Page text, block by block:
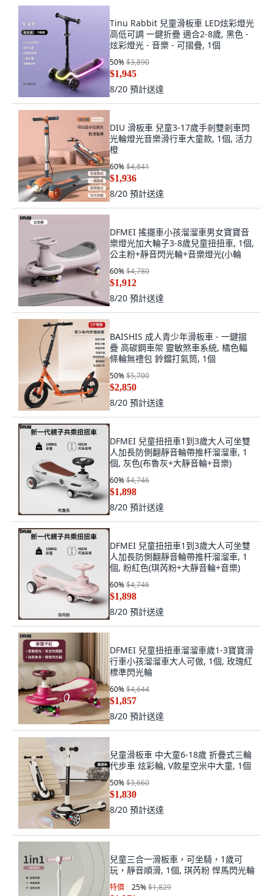
Tinu Rabbit 兒童滑板車 LED炫彩燈光
高低可調 一鍵折疊 適合2-8歲, 黑色 -
炫彩燈光 - 音樂 - 可摺疊, 1個
50%$3,890
$1,945
8/20 預計送達
DIU 滑板車 兒童3-17歲手剎雙剎車閃
光輪燈光音樂滑行車大童款, 1個, 活力
橙
60%$4,841
$1,936
8/20 預計送達
DFMEI 搖擺車小孩溜溜車男女寶寶音
樂燈光加大輪子3-8歲兒童扭扭車, 1個,
公主粉+靜音閃光輪+音樂燈光(小輪
60%$4,780
$1,912
8/20 預計送達
BAISHIS 成人青少年滑板車 - 一鍵摺
疊 高碳鋼車架 靈敏煞車系統, 橘色輻
條輪無禮包 鈴鐺打氣筒, 1個
50%$5,700
$2,850
8/20 預計送達
DFMEI 兒童扭扭車1到3歲大人可坐雙
人加長防側翻靜音輪帶推杆溜溜車, 1
個, 灰色(布魯灰+大靜音輪+音樂)
60%$4,746
$1,898
8/20 預計送達
DFMEI 兒童扭扭車1到3歲大人可坐雙
人加長防側翻靜音輪帶推杆溜溜車, 1
個, 粉紅色(琪芮粉+大靜音輪+音樂)
60%$4,746
$1,898
8/20 預計送達
DFMEI 兒童扭扭車溜溜車歲1-3寶寶滑
行車小孩溜溜車大人可做, 1個, 玫瑰紅
標準閃光輪
60%$4,644
$1,857
8/20 預計送達
兒童滑板車 中大童6-18歲 折疊式三輪
代步車 炫彩輪, V款星空米中大童, 1個
50%$3,660
$1,830
8/20 預計送達
兒童三合一滑板車，可坐騎，1歲可
玩，靜音順滑, 1個, 琪芮粉 悍馬閃光輪
特價 25%$1,829